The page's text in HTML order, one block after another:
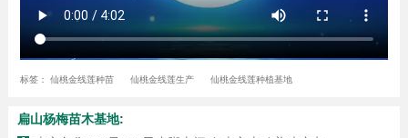
标签： 仙桃金线莲种苗 仙桃金线莲生产 仙桃金线莲种植基地
扁山杨梅苗木基地: